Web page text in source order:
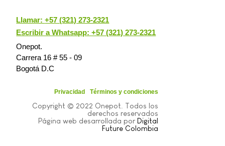
Llamar:+57 (321) 273-2321
Escribir a Whatsapp: +57 (321) 273-2321
Onepot.
Carrera 16 # 55 - 09
Bogotá D.C
Privacidad Términos y condiciones
Copyright © 2022 Onepot. Todos los
derechos reservados
Página web desarrollada por Digital
Future Colombia